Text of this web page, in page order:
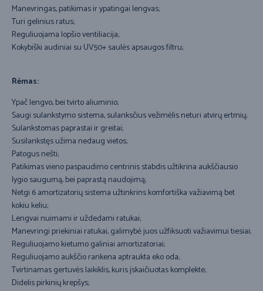
Manevringas, patikimas ir ypatingai lengvas;
Turi gelinius ratus;
Reguliuojama lopšio ventiliacija;
Kokybiški audiniai su UV50+ saulės apsaugos filtru;
Rėmas:
Ypač lengvo, bei tvirto aliuminio;
Saugi sulankstymo sistema, sulanksčius vežimėlis neturi atvirų ertmių;
Sulankstomas paprastai ir greitai;
Susilankstęs užima nedaug vietos;
Patogus nešti;
Patikimas vieno paspaudimo centrinis stabdis užtikrina aukščiausio
lygio saugumą, bei paprastą naudojimą;
Netgi 6 amortizatorių sistema užtinkrins komfortiška važiavimą bet
kokiu keliu;
Lengvai nuimami ir uždedami ratukai;
Manevringi priekiniai ratukai, galimybė juos užfiksuoti važiavimui tiesiai;
Reguliuojamo kietumo galiniai amortizatoriai;
Reguliuojamo aukščio rankena aptraukta eko oda;
Tvirtinamas gertuvės laikiklis, kuris įskaičiuotas komplekte;
Didelis pirkinių krepšys;